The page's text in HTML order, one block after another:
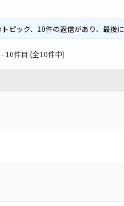
ピック、10件の返信があり、最後に
10件目 (全10件中)